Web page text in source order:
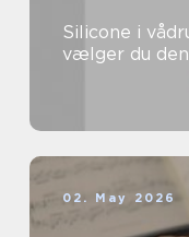
Silicone i
vælger du
02. May 2026